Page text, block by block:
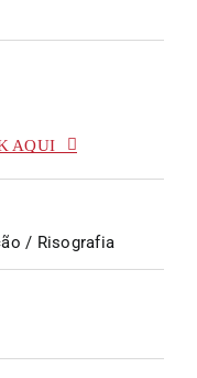
AQUI
/ Risografia